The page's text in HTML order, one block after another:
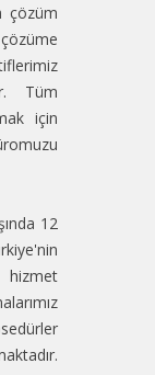
çözüm
Tüm
için
12